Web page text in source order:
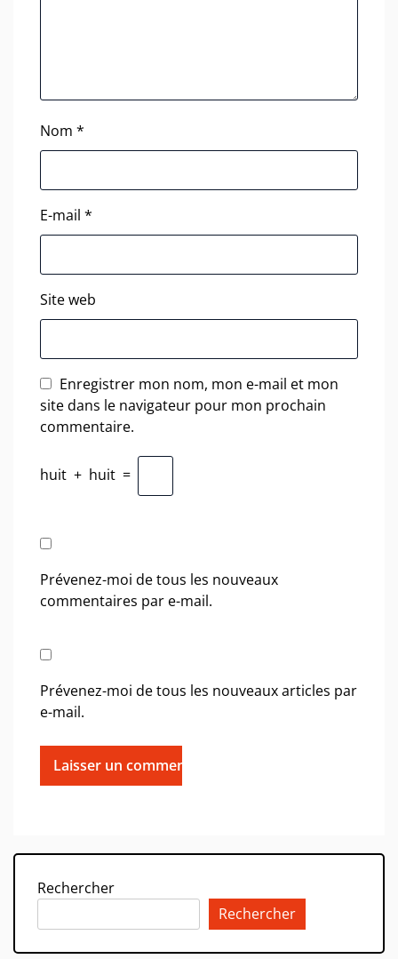
Nom *
E-mail *
Site web
Enregistrer mon nom, mon e-mail et mon
site dans le navigateur pour mon prochain
commentaire.
huit + huit =
Prévenez-moi de tous les nouveaux
commentaires par e-mail.
Prévenez-moi de tous les nouveaux articles par
e-mail.
Rechercher
Rechercher